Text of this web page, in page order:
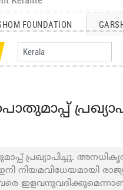
FOUNDATION
പ്രഖ്യാപിച്ചു.
നിയമവിധേയമായി